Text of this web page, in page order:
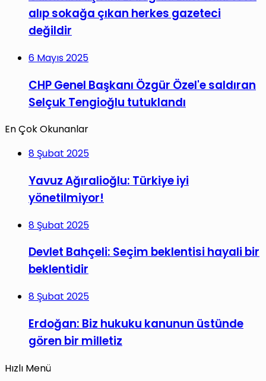
alıp sokağa çıkan herkes gazeteci
değildir
6 Mayıs 2025
CHP Genel Başkanı Özgür Özel'e saldıran
Selçuk Tengioğlu tutuklandı
En Çok Okunanlar
8 Şubat 2025
Yavuz Ağıralioğlu: Türkiye iyi
yönetilmiyor!
8 Şubat 2025
Devlet Bahçeli: Seçim beklentisi hayali bir
beklentidir
8 Şubat 2025
Erdoğan: Biz hukuku kanunun üstünde
gören bir milletiz
Hızlı Menü